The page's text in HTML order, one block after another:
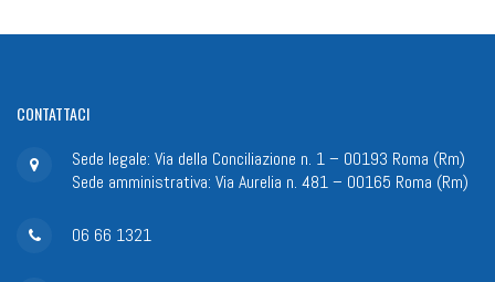
CONTATTACI
Sede legale: Via della Conciliazione n. 1 – 00193 Roma (Rm)
Sede amministrativa: Via Aurelia n. 481 – 00165 Roma (Rm)
06 66 1321